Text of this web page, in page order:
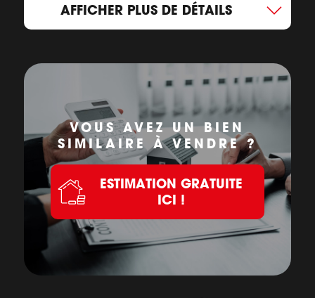
AFFICHER PLUS DE DÉTAILS
VOUS AVEZ UN BIEN
SIMILAIRE À VENDRE ?
ESTIMATION GRATUITE
ICI !